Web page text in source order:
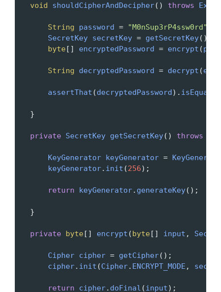
void
shouldCipherAndDecipher() throws
String password = "M0nSup3rP4ssw0rd"
SecretKey secretKey = getSecretKey();
byte[] encryptedPassword = encrypt (
String decryptedPassword = decrypt (
assertThat (decryptedPassword). isEqualTo
}
private SecretKey getSecretKey() throws
KeyGenerator keyGenerator =
keyGenerator. init (256);
return keyGenerator. generateKey();
}
private byte[] encrypt (byte[] input ,
Cipher cipher = getCipher();
cipher. init (Cipher. ENCRYPT_MODE ,
return cipher. doFinal (input);